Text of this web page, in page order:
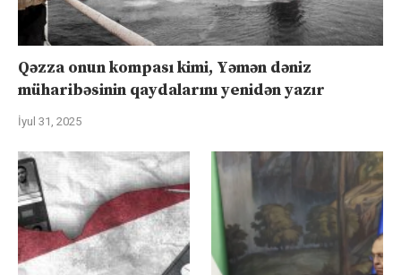
Qəzza onun kompası kimi, Yəmən dəniz
müharibəsinin qaydalarını yenidən yazır
İyul 31, 2025